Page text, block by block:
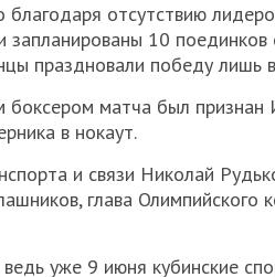
отсутствию
10 поединков
праздновали победу лишь
боксером матча был
в нокаут.
и связи Николай
глава Олимпийского
уже 9 июня кубинские